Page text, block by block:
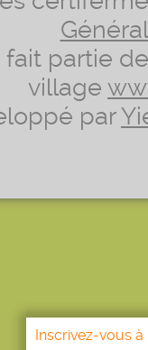
partie
village
par
Inscrivez-vous